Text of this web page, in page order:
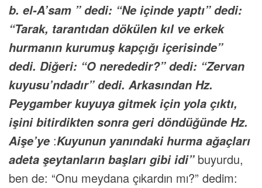
b. el-A’sam ” dedi: “Ne içinde yaptı” dedi:
“Tarak, tarantıdan dökülen kıl ve erkek
hurmanın kurumuş kapçığı içerisinde”
dedi. Diğeri: “O nerededir?” dedi: “Zervan
kuyusu’ndadır” dedi. Arkasından Hz.
Peygamber kuyuya gitmek için yola çıktı,
işini bitirdikten sonra geri döndüğünde Hz.
Aişe’ye :Kuyunun yanındaki hurma ağaçları
adeta şeytanların başları gibi idi” buyurdu,
ben de: “Onu meydana çıkardın mı?” dedim: